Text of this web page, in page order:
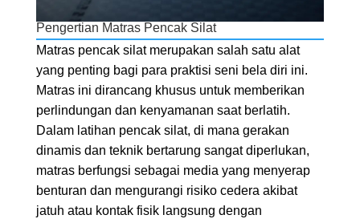
Pengertian Matras Pencak Silat
Matras pencak silat merupakan salah satu alat
yang penting bagi para praktisi seni bela diri ini.
Matras ini dirancang khusus untuk memberikan
perlindungan dan kenyamanan saat berlatih.
Dalam latihan pencak silat, di mana gerakan
dinamis dan teknik bertarung sangat diperlukan,
matras berfungsi sebagai media yang menyerap
benturan dan mengurangi risiko cedera akibat
jatuh atau kontak fisik langsung dengan